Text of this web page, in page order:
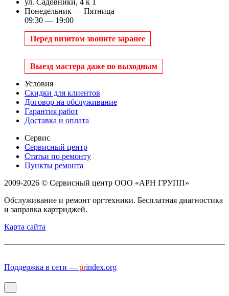
ул. Садовники, 4 к 1
Понедельник — Пятница
09:30 — 19:00
Перед визитом звоните заранее
Выезд мастера даже по выходным
Условия
Скидки для клиентов
Договор на обслуживание
Гарантия работ
Доставка и оплата
Сервис
Сервисный центр
Статьи по ремонту
Пункты ремонта
2009-2026 © Сервисный центр ООО «АРН ГРУПП»
Обслуживание и ремонт оргтехники. Бесплатная диагностика
и заправка картриджей.
Карта сайта
Поддержка в сети — prindex.org